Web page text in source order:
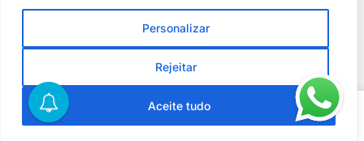
Personalizar
Rejeitar
Aceite tudo
Copyright © 2025. Desenvolvido porPhantom Digital.
Todos os direitos reservados para
Centro de Arbitragem de Conflitos de Consumo de Lisboa
Home Loja Conta Favoritos Pesquisar